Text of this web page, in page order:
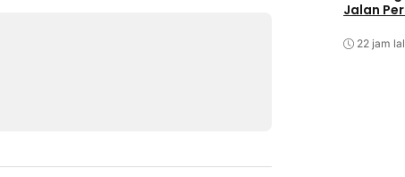
Jalan
22 jam